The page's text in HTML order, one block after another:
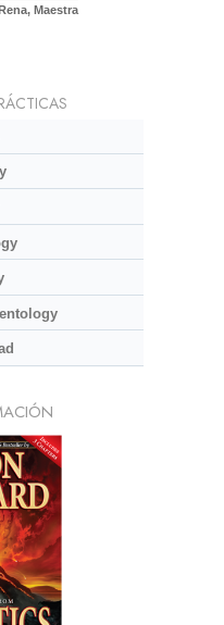
Maestra